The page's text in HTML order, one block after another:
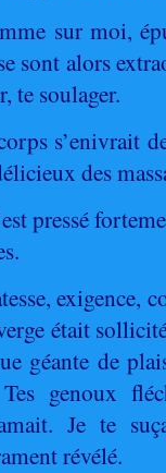
sur moi,
sont alors
te soulager.
s’enivrait
des
pressé
exigence,
était
géante de
genoux
Je te
révélé.